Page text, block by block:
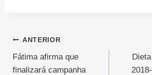
Navegação
de
ANTERIOR
Fátima afirma que
finalizará campanha